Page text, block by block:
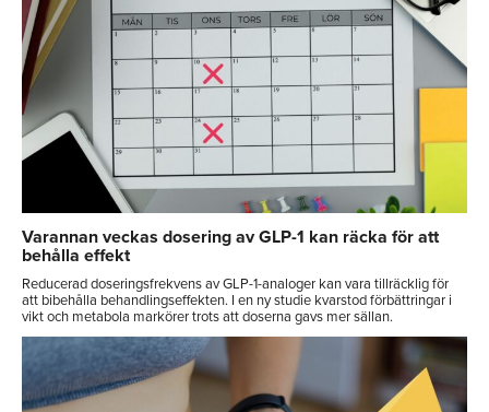
Varannan veckas dosering av GLP-1 kan räcka för att
behålla effekt
Reducerad doseringsfrekvens av GLP-1-analoger kan vara tillräcklig för
att bibehålla behandlingseffekten. I en ny studie kvarstod förbättringar i
vikt och metabola markörer trots att doserna gavs mer sällan.